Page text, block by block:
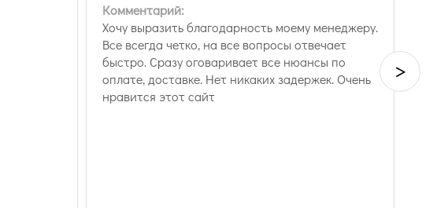
Комментарий:
Хочу выразить благодарность моему менеджеру.
Все всегда четко, на все вопросы отвечает
быстро. Сразу оговаривает все нюансы по
оплате, доставке. Нет никаких задержек. Очень
нравится этот сайт
>